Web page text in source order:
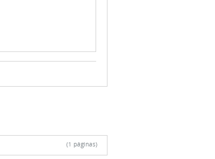
(1 páginas)